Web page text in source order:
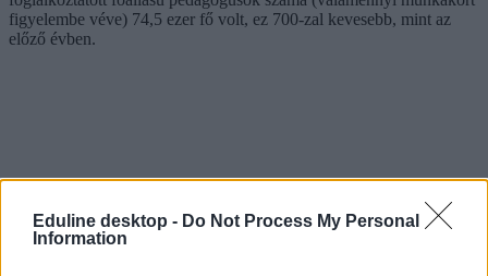
Eduline desktop - Do Not Process My Personal
Information
figyelembe véve) 74,5 ezer fő volt, ez 700-zal kevesebb, mint az
előző évben.